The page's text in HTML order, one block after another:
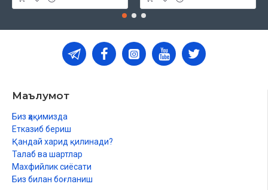
Маълумот
Биз ҳақимизда
Етказиб бериш
Қандай харид қилинади?
Талаб ва шартлар
Махфийлик сиёсати
Биз билан боғланиш